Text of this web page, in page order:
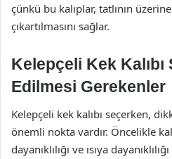
çünkü bu kalıplar, tatlının
çıkartılmasını sağlar.
Kelepçeli Kek
Edilmesi Gerekenler
Kelepçeli kek kalıbı seçerken,
önemli nokta vardır. Öncelikle
dayanıklılığı ve ısıya